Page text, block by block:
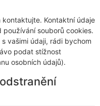
Kontaktní údaje
souborů cookies.
vašimi údaji, rádi bychom
podat stížnost
osobních údajů).